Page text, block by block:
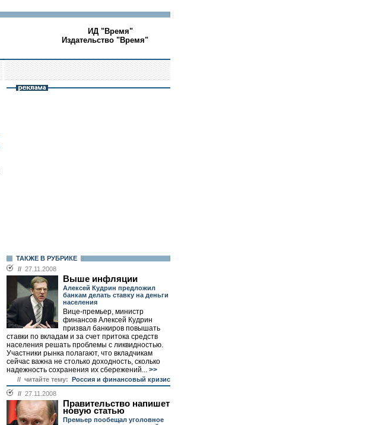
ИД "Время"
Издательство "Время"
ТАКЖЕ В РУБРИКЕ
// 27.11.2008
Выше инфляции
Алексей Кудрин предложил
банкам делать ставку на деньги
населения
Вице-премьер, министр
финансов Алексей Кудрин
призвал банкиров повышать
ставки по вкладам и за счет притока средств
населения решать проблемы с ликвидностью.
Участники рынка полагают, что вкладчикам
сейчас важна не столько доходность, сколько
надежность сохранения их сбережений... >>
// читайте тему: Россия и финансовый кризис
// 27.11.2008
Правительство напишет
новую статью
Премьер пообещал уголовное